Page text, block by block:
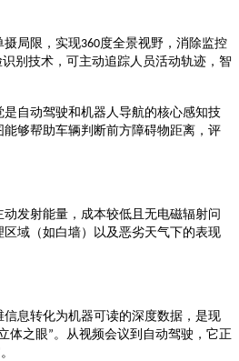
摄局限，实现360度全景视野，消除监控
识别技术，可主动追踪人员活动轨迹，智
是自动驾驶和机器人导航的核心感知技
能够帮助车辆判断前方障碍物距离，评
发射能量，成本较低且无电磁辐射问
域（如白墙）以及恶劣天气下的表现
息转化为机器可读的深度数据，是现
体之眼” 。从视频会议到自动驾驶，它正
。